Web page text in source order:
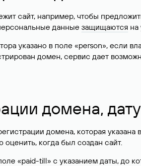
сайт, например, чтобы
данные защищаются на
указано в поле «person», если
домен, сервис дает
домена,
домена, которая
когда был создан сайт.
«paid-till» с указанием даты, до